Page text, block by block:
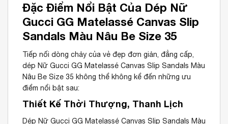
Đặc Điểm Nổi Bật Của Dép Nữ
Gucci GG Matelassé Canvas Slip
Sandals Màu Nâu Be Size 35
Tiếp nối dòng chảy của vẻ đẹp đơn giản, đẳng cấp,
dép Nữ Gucci GG Matelassé Canvas Slip Sandals Màu
Nâu Be Size 35 không thể không kể đến những ưu
điểm nổi bật sau:
Thiết Kế Thời Thượng, Thanh Lịch
Dép Nữ Gucci GG Matelassé Canvas Slip Sandals Màu